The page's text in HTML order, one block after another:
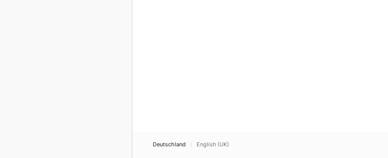
Deutschland English (UK)